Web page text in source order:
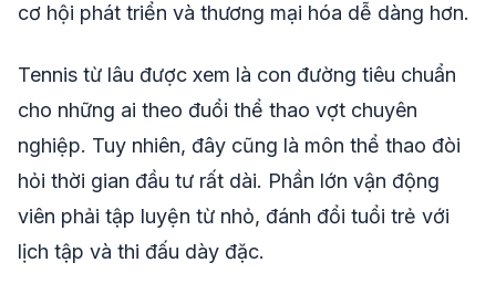
cơ hội phát triển và thương mại hóa dễ dàng hơn.
Tennis từ lâu được xem là con đường tiêu chuẩn
cho những ai theo đuổi thể thao vợt chuyên
nghiệp. Tuy nhiên, đây cũng là môn thể thao đòi
hỏi thời gian đầu tư rất dài. Phần lớn vận động
viên phải tập luyện từ nhỏ, đánh đổi tuổi trẻ với
lịch tập và thi đấu dày đặc.